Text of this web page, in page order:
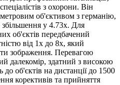
з охорони. Він
об'єктивом з германію,
у 4.73x. Для
об'єктів передбачений
від 1x до 8x, який
зображення. Перевагою
далекомір, здатний з високою
об'єктів на дистанції до 1500
корективів та прийняття